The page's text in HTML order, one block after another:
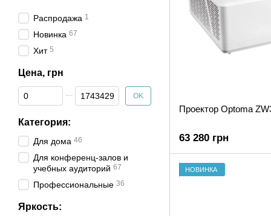
Проектор Optoma
63 280 грн
НОВИНКА
Распродажа 1
Новинка 67
Хит 5
Цена, грн
От Цена, грн
До Цена, грн OK
Категория:
Для дома 46
Для конференц-залов и
учебных аудиторий 67
Профессиональные 36
Яркость: